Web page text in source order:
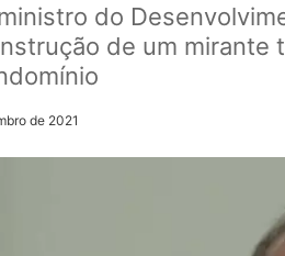
do
de um
de 2021